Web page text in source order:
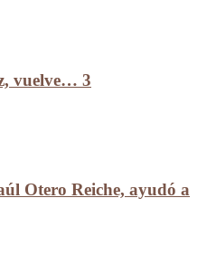
vuelve… 3
Otero Reiche, ayudó a